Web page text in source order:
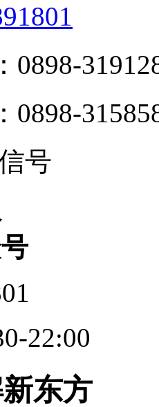
0898-
0898-
号
22:00
东方